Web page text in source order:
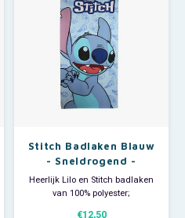
Stitch Badlaken Blauw
- Sneldrogend -
Disney
Heerlijk Lilo en Stitch badlaken
van 100% polyester;
€12,50